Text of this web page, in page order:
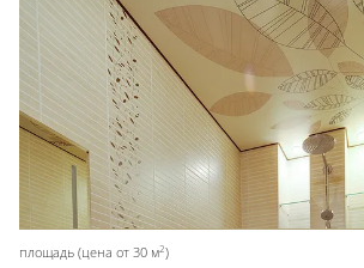
площадь (цена от 30 м2)